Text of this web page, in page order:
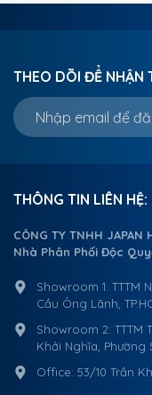
THEO DÕI ĐỂ NHẬN
THÔNG TIN LIÊN HỆ:
CÔNG TY TNHH JAPAN
Nhà Phân Phối Độc
Showroom 1: TTTM
Cầu Ông Lãnh,
Showroom 2: TTTM
Khởi Nghĩa, Phường
Office: 53/10 Trần